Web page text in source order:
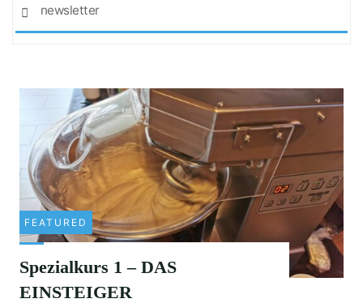
SEARCH
FEATURED
Spezialkurs 1 – DAS
EINSTEIGER